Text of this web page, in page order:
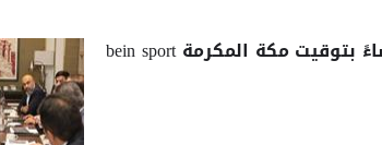
9:30 مساءً بتوقيت القاهرة / 10:30 مساءً بتوقيت مكة المكرمة bein sport